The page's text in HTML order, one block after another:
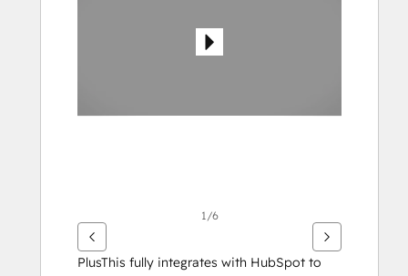
1/6
PlusThis fully integrates with HubSpot to